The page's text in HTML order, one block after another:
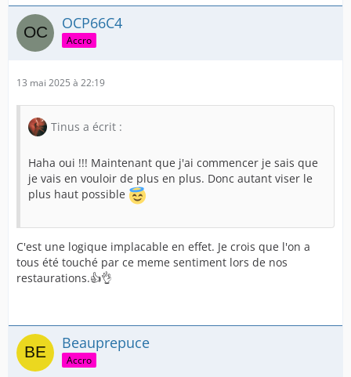
OCP66C4
Accro
13 mai 2025 à 22:19
Tinus a écrit :
Haha oui !!! Maintenant que j'ai commencer je sais que
je vais en vouloir de plus en plus. Donc autant viser le
plus haut possible
C'est une logique implacable en effet. Je crois que l'on a
tous été touché par ce meme sentiment lors de nos
restaurations.👍👌
Beauprepuce
Accro